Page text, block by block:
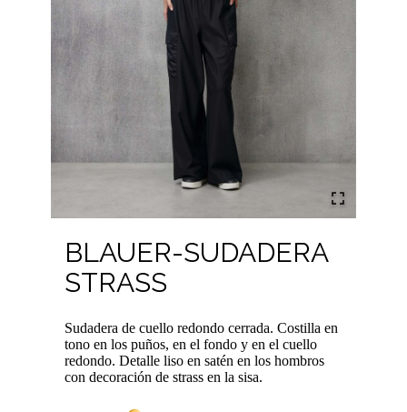
BLAUER-SUDADERA
STRASS
Sudadera de cuello redondo cerrada. Costilla en
tono en los puños, en el fondo y en el cuello
redondo. Detalle liso en satén en los hombros
con decoración de strass en la sisa.